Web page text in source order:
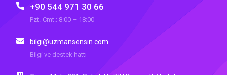
+90 544 971 30 66
Pzt.-Cmt.: 8:00 – 18:00
bilgi@uzmansensin.com
Bilgi ve destek hattı